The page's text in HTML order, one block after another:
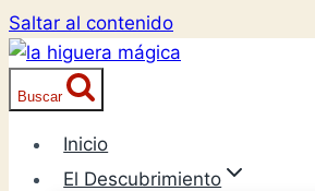
Saltar al contenido
Buscar
Inicio
El Descubrimiento